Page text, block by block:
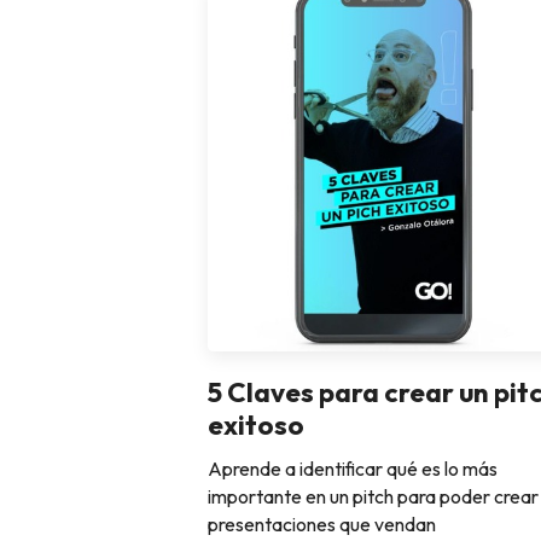
5 Claves para crear un
exitoso
Aprende a identificar qué es lo más
importante en un pitch para poder crear
presentaciones que vendan